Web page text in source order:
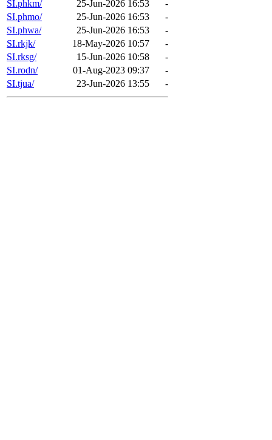
SI.phkm/
25-Jun-2026 16:53
-
SI.phmo/
25-Jun-2026 16:53
-
SI.phwa/
25-Jun-2026 16:53
-
SI.rkjk/
18-May-2026 10:57
-
SI.rksg/
15-Jun-2026 10:58
-
SI.rodn/
01-Aug-2023 09:37
-
SI.tjua/
23-Jun-2026 13:55 -